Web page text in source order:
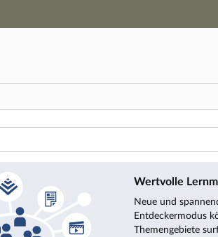
Hauptnavigation
Wertvolle
Neue und
Entdeckermodus
Themengebiete